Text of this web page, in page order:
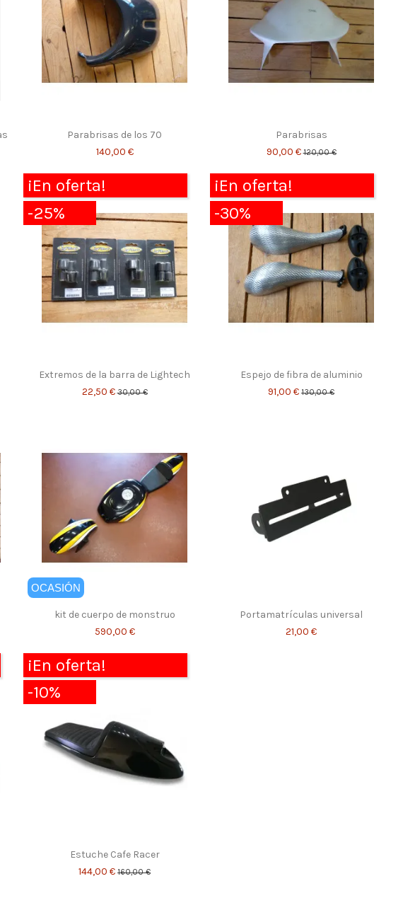
Parabrisas de los 70
140,00 €
Parabrisas
90,00 €120,00 €
¡En oferta!
-25%
Extremos de la barra de Lightech
22,50 €30,00 €
¡En oferta!
-30%
Espejo de fibra de aluminio
91,00 € 130,00 €
OCASIÓN
kit de cuerpo de monstruo
590,00 €
Portamatrículas universal
21,00 €
¡En oferta!
-10%
Estuche Cafe Racer
144,00 € 160,00 €